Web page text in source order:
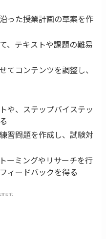
った授業計画の草案を作
、テキストや課題の難易
てコンテンツを調整し、
や、ステップバイステッ
習問題を作成し、試験対
ーミングやリサーチを行
ィードバックを得る